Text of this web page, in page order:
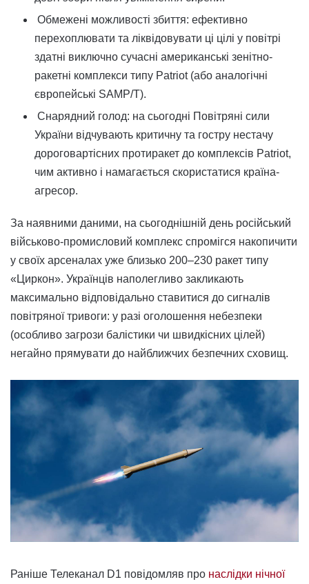
Обмежені можливості збиття: ефективно
перехоплювати та ліквідовувати ці цілі у повітрі
здатні виключно сучасні американські зенітно-
ракетні комплекси типу Patriot (або аналогічні
європейські SAMP/T).
Снарядний голод: на сьогодні Повітряні сили
України відчувають критичну та гостру нестачу
дороговартісних протиракет до комплексів Patriot,
чим активно і намагається скористатися країна-
агресор.
За наявними даними, на сьогоднішній день російський
військово-промисловий комплекс спромігся накопичити
у своїх арсеналах уже близько 200–230 ракет типу
«Циркон». Українців наполегливо закликають
максимально відповідально ставитися до сигналів
повітряної тривоги: у разі оголошення небезпеки
(особливо загрози балістики чи швидкісних цілей)
негайно прямувати до найближчих безпечних сховищ.
Раніше Телеканал D1 повідомляв про наслідки нічної